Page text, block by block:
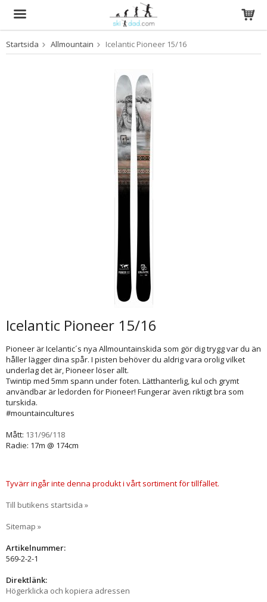
Produkten har blivit tillagd i varukorgen
Startsida Allmountain Icelantic Pioneer 15/16
Icelantic Pioneer 15/16
Pioneer är Icelantic´s nya Allmountainskida som gör dig trygg var du än
håller lägger dina spår. I pisten behöver du aldrig vara orolig vilket
underlag det är, Pioneer löser allt.
Twintip med 5mm spann under foten. Lätthanterlig, kul och grymt
användbar är ledorden för Pioneer! Fungerar även riktigt bra som
turskida.
#mountaincultures
Mått: 131/96/118
Radie: 17m @ 174cm
Tyvärr ingår inte denna produkt i vårt sortiment för tillfället.
Till butikens startsida »
Sitemap »
Artikelnummer:
569-2-2-1
Direktlänk:
Högerklicka och kopiera adressen